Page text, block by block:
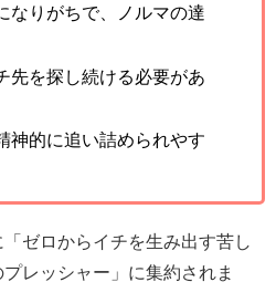
なりがちで、ノルマの達
先を探し続ける必要があ
神的に追い詰められやす
ゼロからイチを生み出す苦し
レッシャー」に集約されま